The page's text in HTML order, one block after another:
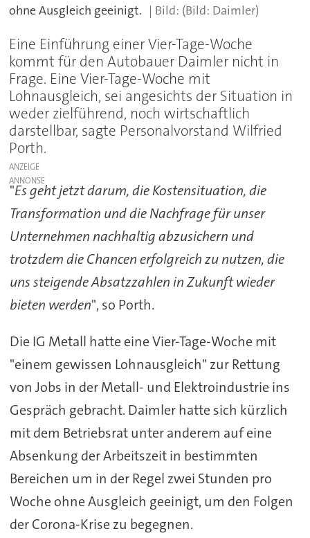
ohne Ausgleich geeinigt.
(Bild: Daimler)
Eine Einführung einer Vier-Tage-Woche
kommt für den Autobauer Daimler nicht in
Frage. Eine Vier-Tage-Woche mit
Lohnausgleich, sei angesichts der Situation in
weder zielführend, noch wirtschaftlich
darstellbar, sagte Personalvorstand Wilfried
Porth.
ANZEIGE
"Es geht jetzt darum, die Kostensituation, die
Transformation und die Nachfrage für unser
Unternehmen nachhaltig abzusichern und
trotzdem die Chancen erfolgreich zu nutzen, die
uns steigende Absatzzahlen in Zukunft wieder
bieten werden", so Porth.
Die IG Metall hatte eine Vier-Tage-Woche mit
"einem gewissen Lohnausgleich" zur Rettung
von Jobs in der Metall- und Elektroindustrie ins
Gespräch gebracht. Daimler hatte sich kürzlich
mit dem Betriebsrat unter anderem auf eine
Absenkung der Arbeitszeit in bestimmten
Bereichen um in der Regel zwei Stunden pro
Woche ohne Ausgleich geeinigt, um den Folgen
der Corona-Krise zu begegnen.